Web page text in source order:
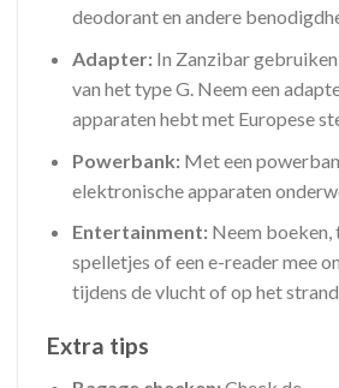
deodorant en andere
Adapter:In Zanzibar
van het type G. Neem een
apparaten hebt met Europese
Powerbank:Met een
elektronische apparaten
Entertainment:Neem boeken,
spelletjes of een e-reader mee
tijdens de vlucht of op het
Extra tips